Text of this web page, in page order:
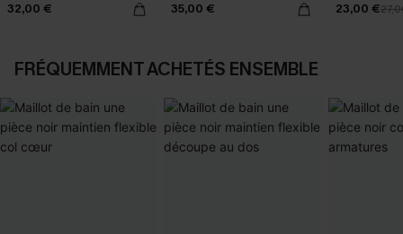
32,00 € 35,00 € 23,00 €
FRÉQUEMMENT ACHETÉS ENSEMBLE